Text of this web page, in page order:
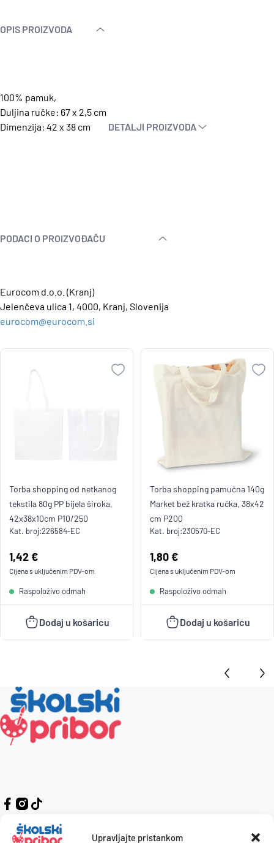
Upravljajte pristankom
OPIS PROIZVODA
100% pamuk,
Duljina ručke: 67 x 2,5 cm
Dimenzija: 42 x 38 cm
DETALJI PROIZVODA
PODACI O PROIZVOĐAČU
Eurocom d.o.o. (Kranj)
Jelenčeva ulica 1, 4000, Kranj, Slovenija
eurocom@eurocom.si
Torba shopping od netkanog
tekstila 80g PP bijela široka,
42x38x10cm P10/250
Kat. broj:226584-EC
Cijena:
1,42 €
Cijena s uključenim PDV-om
Raspoloživo odmah
Dodaj u košaricu
Torba shopping pamučna 140g
Market bež kratka ručka, 38x42
cm P200
Kat. broj:230570-EC
Cijena:
1,80 €
Cijena s uključenim PDV-om
Raspoloživo odmah
Dodaj u košaricu